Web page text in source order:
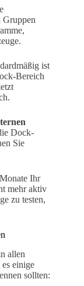
Gruppen
ist
Bereich
Dock-
Sie
Ihr
mehr aktiv
zu testen,
allen
einige
sollten: